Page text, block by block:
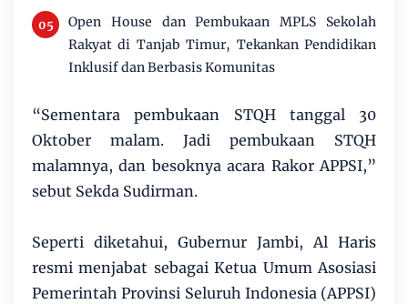
Open House dan Pembukaan MPLS Sekolah
Rakyat di Tanjab Timur, Tekankan Pendidikan
Inklusif dan Berbasis Komunitas
“Sementara pembukaan STQH tanggal 30
Oktober malam. Jadi pembukaan STQH
malamnya, dan besoknya acara Rakor APPSI,”
sebut Sekda Sudirman.
Seperti diketahui, Gubernur Jambi, Al Haris
resmi menjabat sebagai Ketua Umum Asosiasi
Pemerintah Provinsi Seluruh Indonesia (APPSI)